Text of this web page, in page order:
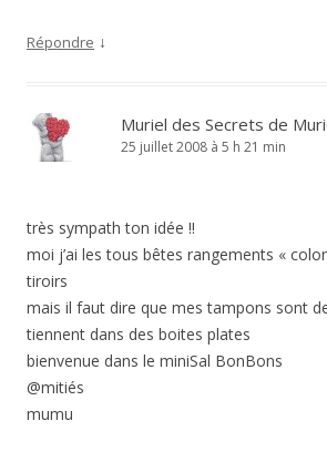
Répondre ↓
Muriel des Secrets de
25 juillet 2008 à 5 h 21 min
très sympath ton idée !!
moi j’ai les tous bêtes rangements «
tiroirs
mais il faut dire que mes tampons sont
tiennent dans des boites plates
bienvenue dans le miniSal BonBons
@mitiés
mumu